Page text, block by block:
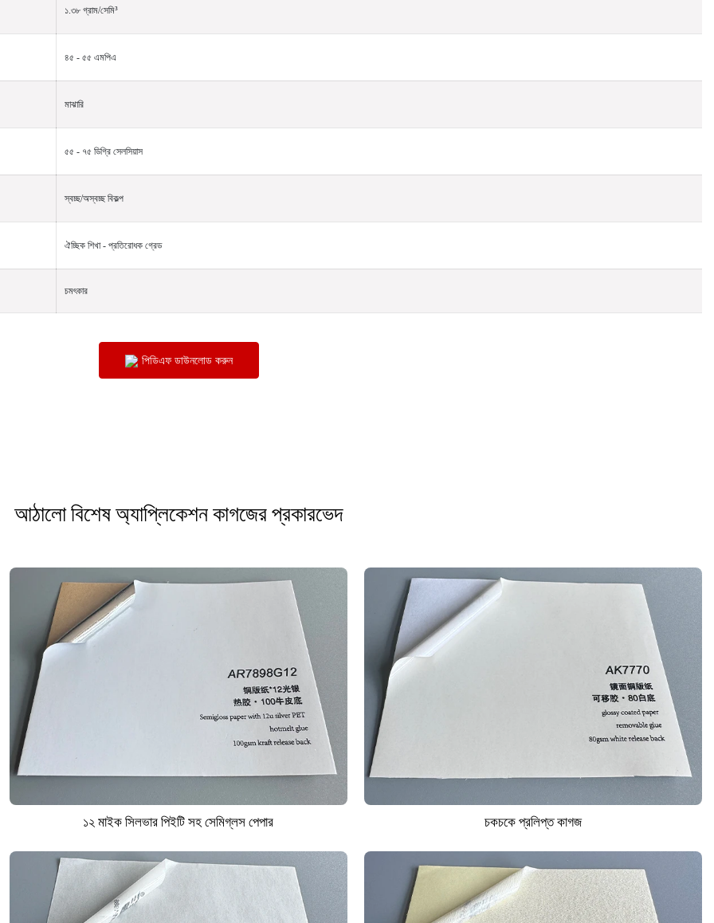
১.৩৮ গ্রাম/সেমি³
৪৫ - ৫৫ এমপিএ
মাঝারি
৫৫ - ৭৫ ডিগ্রি সেলসিয়াস
স্বচ্ছ/অস্বচ্ছ বিকল্প
ঐচ্ছিক শিখা - প্রতিরোধক গ্রেড
চমৎকার
পিডিএফ ডাউনলোড করুন
আঠালো বিশেষ অ্যাপ্লিকেশন কাগজের প্রকারভেদ
১২ মাইক সিলভার পিইটি সহ সেমিগ্লস পেপার চকচকে প্রলিপ্ত কাগজ